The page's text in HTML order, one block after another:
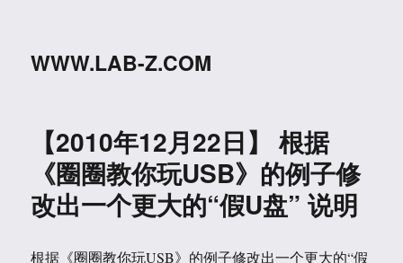
WWW.LAB-Z.COM
【2010年12月22日】 根据
《圈圈教你玩USB》的例子修
改出一个更大的“假U盘” 说明
根据《圈圈教你玩USB》的例子修改出一个更大的“假